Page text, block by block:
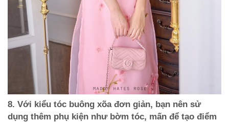
8. Với kiểu tóc buông xõa đơn giản, bạn nên sử
dụng thêm phụ kiện như bờm tóc, mấn để tạo điểm